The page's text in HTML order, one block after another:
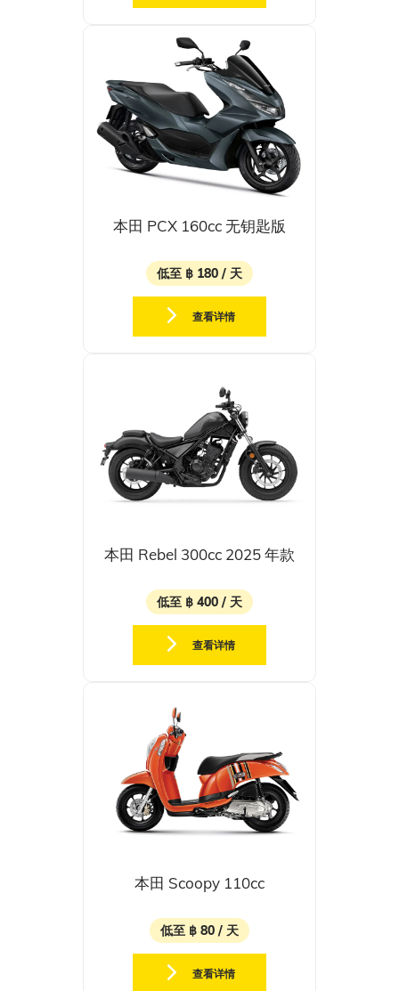
本田 PCX 160cc 无钥匙版
低至 ฿ 180 / 天
查看详情
本田 Rebel 300cc 2025 年款
低至 ฿ 400 / 天
查看详情
本田 Scoopy 110cc
低至 ฿ 80 / 天
查看详情